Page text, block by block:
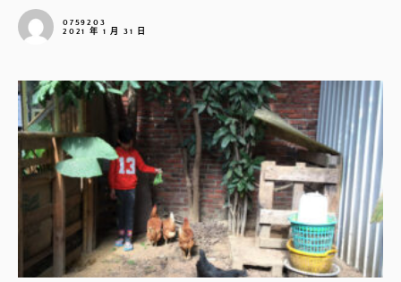
0759203
2021 年 1 月 31 日